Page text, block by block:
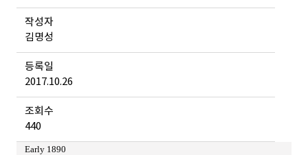
메뉴 열기
작성자
김명성
등록일
2017.10.26
조회수
440
Early 1890